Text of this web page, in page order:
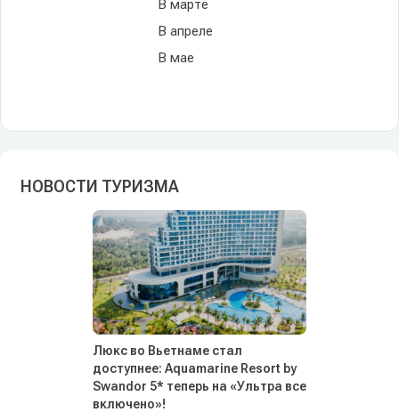
В марте
В апреле
В мае
НОВОСТИ ТУРИЗМА
Люкс во Вьетнаме стал
доступнее: Aquamarine Resort by
Swandor 5* теперь на «Ультра все
включено»!